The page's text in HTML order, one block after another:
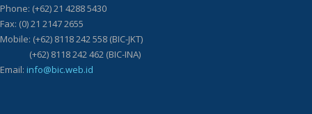
Phone: (+62) 21 4288 5430
Fax: (0) 21 2147 2655
Mobile: (+62) 8118 242 558 (BIC-JKT)
(+62) 8118 242 462 (BIC-INA)
Email: info@bic.web.id